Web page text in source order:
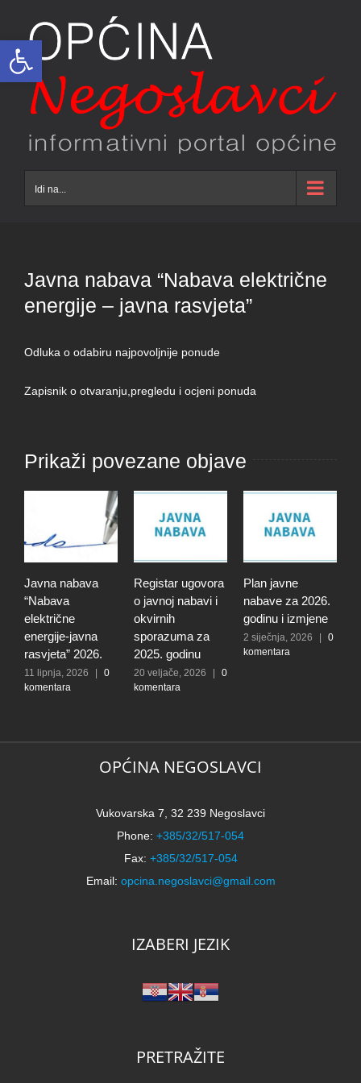
Open toolbar
content
Idi na...
Javna nabava “Nabava električne
energije – javna rasvjeta”
Odluka o odabiru najpovoljnije ponude
Zapisnik o otvaranju,pregledu i ocjeni ponuda
Prikaži povezane objave
Javna nabava
“Nabava
električne
energije-javna
rasvjeta” 2026.
11 lipnja, 2026
0
komentara
Registar ugovora
o javnoj nabavi i
okvirnih
sporazuma za
2025. godinu
20 veljače, 2026
0
komentara
Plan javne
nabave za 2026.
godinu i izmjene
2 siječnja, 2026
0
komentara
OPĆINA NEGOSLAVCI
Vukovarska 7, 32 239 Negoslavci
Phone: +385/32/517-054
Fax: +385/32/517-054
Email: opcina.negoslavci@gmail.com
IZABERI JEZIK
PRETRAŽITE